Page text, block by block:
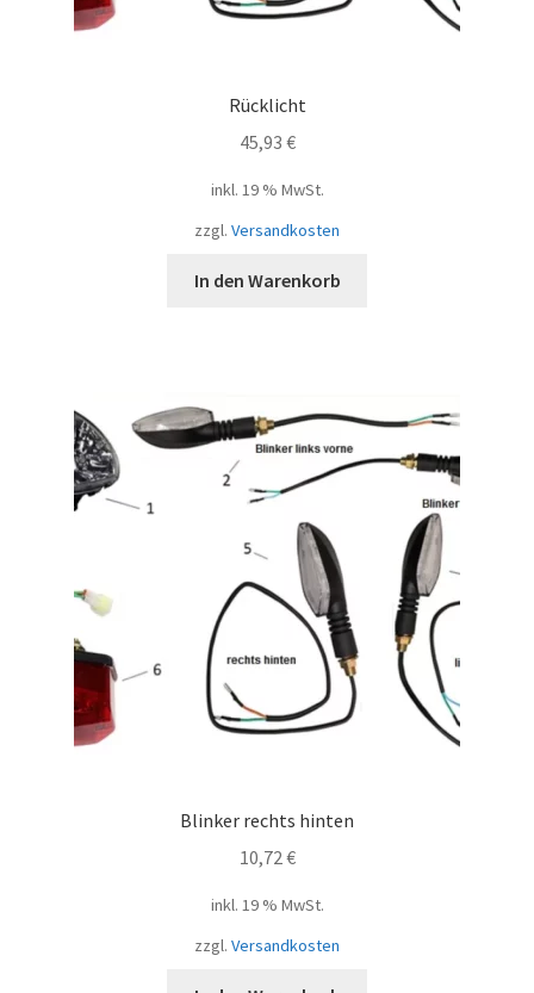
Rücklicht
45,93 €
inkl. 19 % MwSt.
zzgl. Versandkosten
In den Warenkorb
Blinker rechts hinten
10,72 €
inkl. 19 % MwSt.
zzgl. Versandkosten